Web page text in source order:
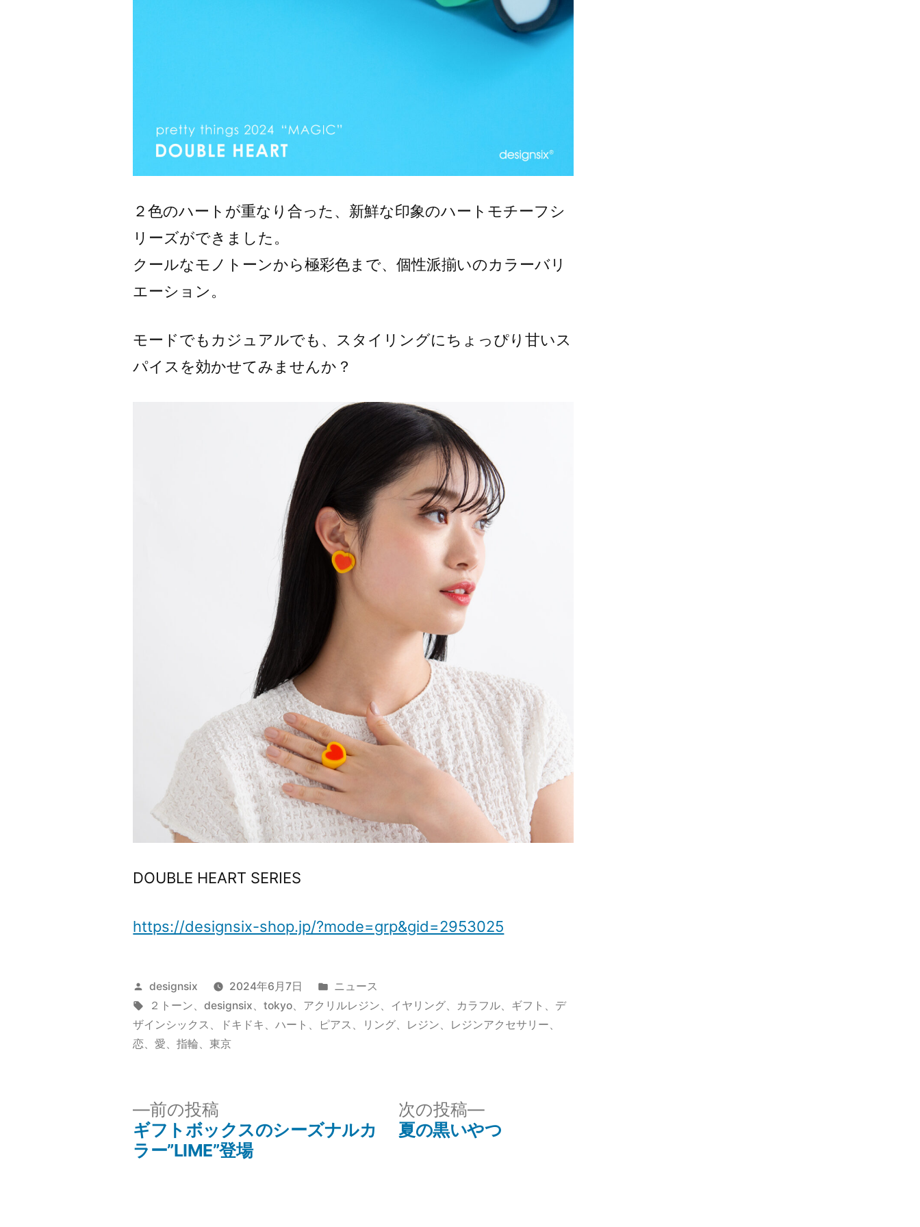
２色のハートが重なり合った、新鮮な印象のハートモチーフシ
リーズができました。
クールなモノトーンから極彩色まで、個性派揃いのカラーバリ
エーション。
モードでもカジュアルでも、スタイリングにちょっぴり甘いス
パイスを効かせてみませんか？
DOUBLE HEART SERIES
https://designsix-shop.jp/?mode=grp&gid=2953025
投
稿
者:
designsix 2024年6月7日
カ
テ
ゴ
ニュース
タ
グ:
２トーン 、designsix 、tokyo アクリルレジン イヤリング カラフル ギフト
デ
ザインシックス
ドキドキ 、ハート ピアス リング レジン レジンアクセサリー
恋 、愛 、指輪 、東京
前の投稿
の
投
ギフトボックスのシーズナルカ
ラー”LIME”登場
次の投稿
次
の
夏の黒いやつ